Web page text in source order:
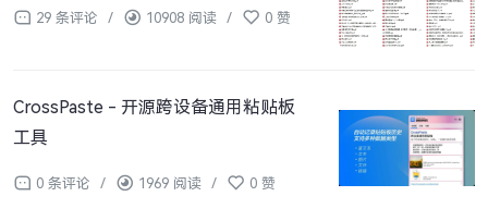
29 条评论 / 10908 阅读 / 0 赞
CrossPaste - 开源跨设备通用粘贴板
工具
0 条评论 / 1969 阅读 / 0 赞